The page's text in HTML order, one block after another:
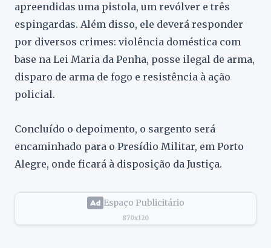
apreendidas uma pistola, um revólver e três
espingardas. Além disso, ele deverá responder
por diversos crimes: violência doméstica com
base na Lei Maria da Penha, posse ilegal de arma,
disparo de arma de fogo e resistência à ação
policial.
Concluído o depoimento, o sargento será
encaminhado para o Presídio Militar, em Porto
Alegre, onde ficará à disposição da Justiça.
Espaço Publicitário
870x120